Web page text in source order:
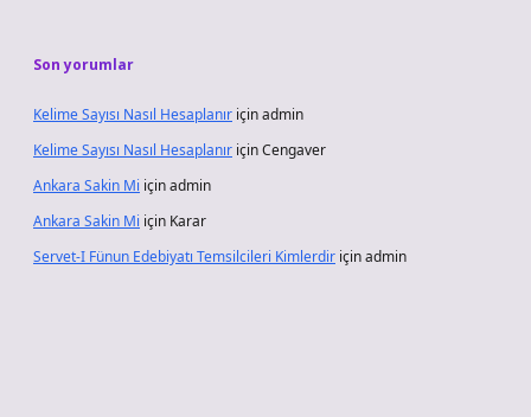
Son yorumlar
Kelime Sayısı Nasıl Hesaplanır içinadmin
Kelime Sayısı Nasıl Hesaplanır içinCengaver
Ankara Sakin Mi içinadmin
Ankara Sakin Mi için Karar
Servet-I Fünun Edebiyatı Temsilcileri Kimlerdir içinadmin